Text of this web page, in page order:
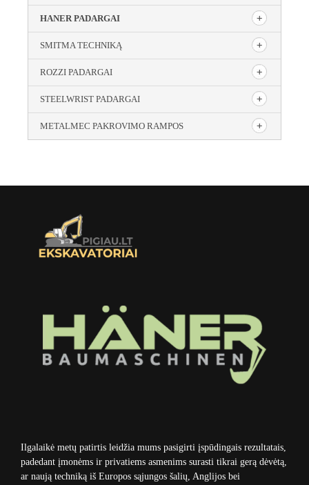
HANER PADARGAI
SMITMA TECHNIKĄ
ROZZI PADARGAI
STEELWRIST PADARGAI
METALMEC PAKROVIMO RAMPOS
Ilgalaikė metų patirtis leidžia mums pasigirti įspūdingais rezultatais,
padedant įmonėms ir privatiems asmenims surasti tikrai gerą dėvėtą,
ar naują techniką iš Europos sąjungos šalių, Anglijos bei